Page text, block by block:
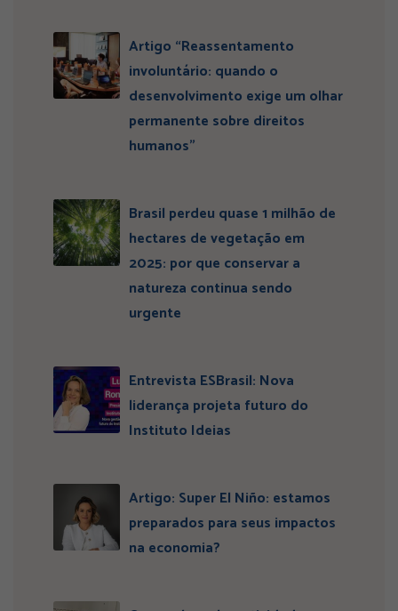
Artigo “Reassentamento
involuntário: quando o
desenvolvimento exige um olhar
permanente sobre direitos
humanos”
Brasil perdeu quase 1 milhão de
hectares de vegetação em
2025: por que conservar a
natureza continua sendo
urgente
Entrevista ESBrasil: Nova
liderança projeta futuro do
Instituto Ideias
Artigo: Super El Niño: estamos
preparados para seus impactos
na economia?